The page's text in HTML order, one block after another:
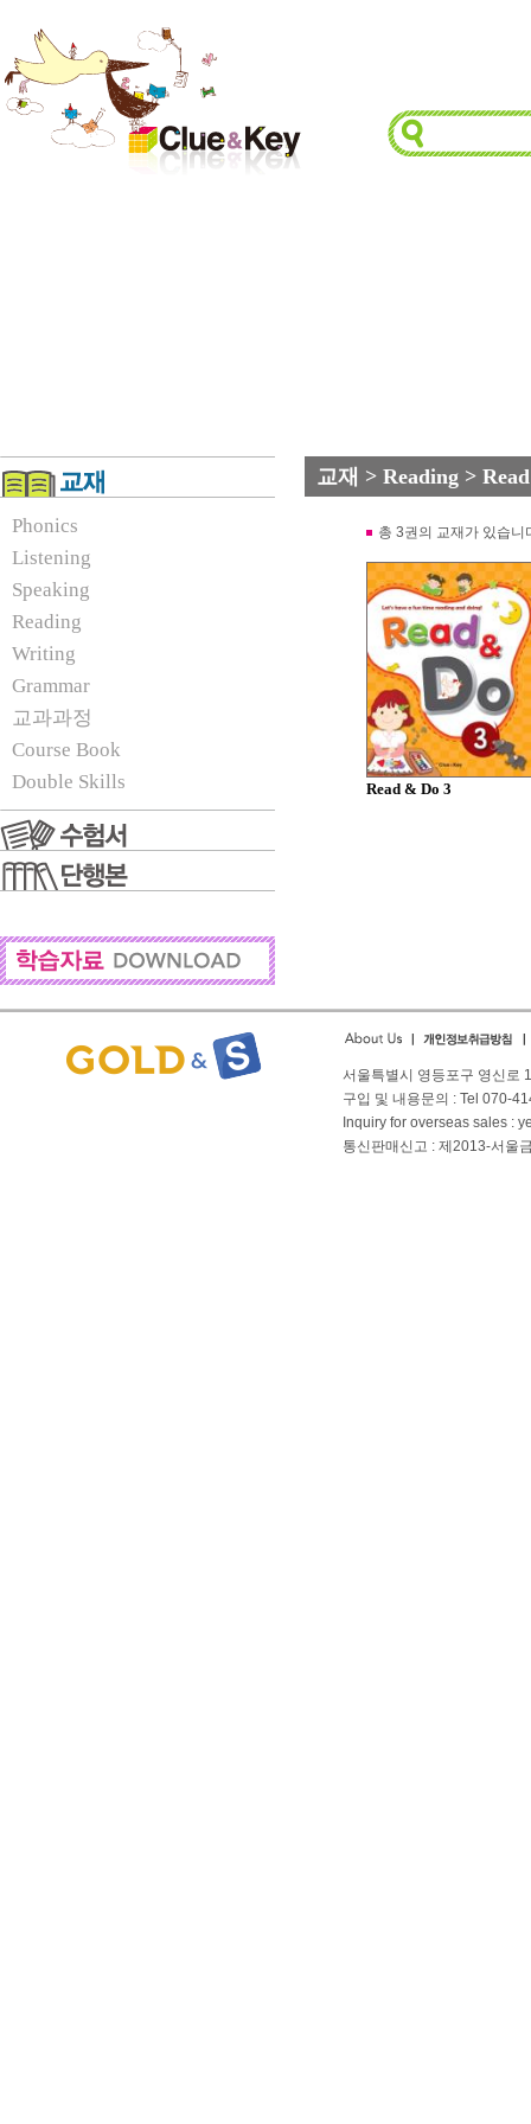
Phonics
Listening
Speaking
Reading
Writing
Grammar
교과과정
Course Book
Double Skills
교재 > Reading >
총 3권의 교재가 있습니
Read & Do 3
서울특별시 영등포구 영신로
구입 및 내용문의 : Tel 070-
Inquiry for overseas sales :
통신판매신고 : 제2013-서울